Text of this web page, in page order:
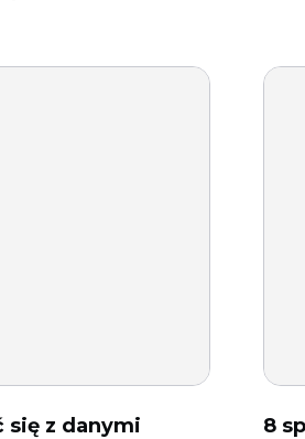
z danymi
8